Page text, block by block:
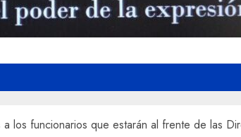
los funcionarios que estarán al frente de las